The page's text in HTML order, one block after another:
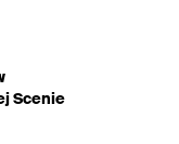
Scenie